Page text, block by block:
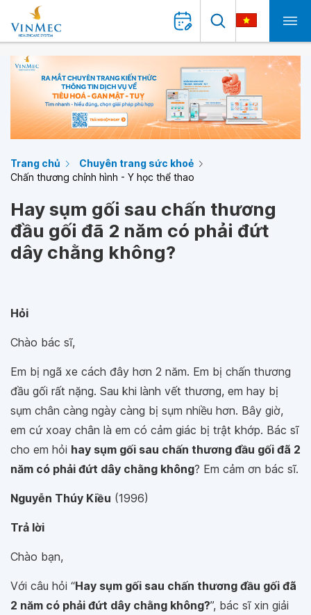
Trang chủ
Chuyên trang sức khoẻ
Chấn thương chỉnh hình - Y học thể thao
Hay sụm gối sau chấn thương
đầu gối đã 2 năm có phải đứt
dây chằng không?
Hỏi
Chào bác sĩ,
Em bị ngã xe cách đây hơn 2 năm. Em bị chấn thương
đầu gối rất nặng. Sau khi lành vết thương, em hay bị
sụm chân càng ngày càng bị sụm nhiều hơn. Bây giờ,
em cứ xoay chân là em có cảm giác bị trật khớp. Bác sĩ
cho em hỏi hay sụm gối sau chấn thương đầu gối đã 2
năm có phải đứt dây chằng không? Em cảm ơn bác sĩ.
Nguyễn Thúy Kiều (1996)
Trả lời
Chào bạn,
Với câu hỏi “Hay sụm gối sau chấn thương đầu gối đã
2 năm có phải đứt dây chằng không?”, bác sĩ xin giải